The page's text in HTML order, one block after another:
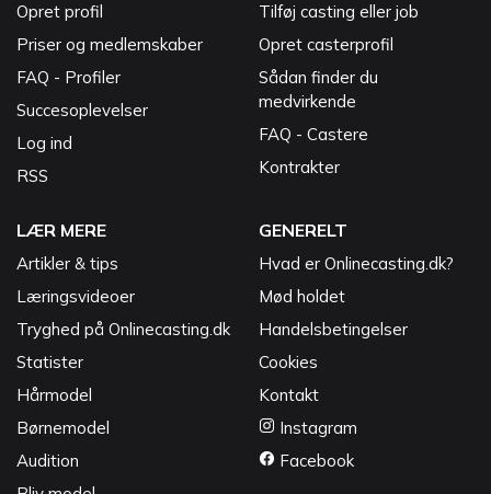
Opret profil
Priser og medlemskaber
FAQ - Profiler
Succesoplevelser
Log ind
RSS
Tilføj casting eller job
Opret casterprofil
Sådan finder du
medvirkende
FAQ - Castere
Kontrakter
LÆR MERE
Artikler & tips
Læringsvideoer
Tryghed på Onlinecasting.dk
Statister
Hårmodel
Børnemodel
Audition
GENERELT
Hvad er Onlinecasting.dk?
Mød holdet
Handelsbetingelser
Cookies
Kontakt
Instagram
Facebook